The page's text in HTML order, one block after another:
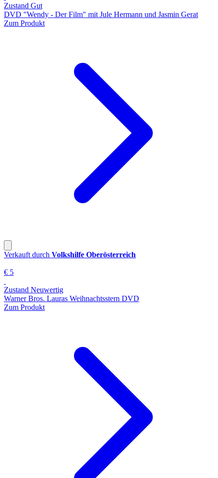
Zustand Gut
DVD "Wendy - Der Film" mit Jule Hermann und Jasmin Gerat
Zum Produkt
Verkauft durch Volkshilfe Oberösterreich
€ 5
Zustand Neuwertig
Warner Bros. Lauras Weihnachtsstern DVD
Zum Produkt